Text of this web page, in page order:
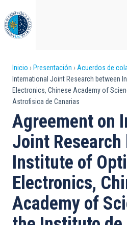
al
contenido
principal
Sobrescribir
enlaces
de
ayuda
a
la
navegación
Inicio Presentación Acuerdos de
International Joint Research between
Electronics, Chinese Academy of
Astrofisica de Canarias
Agreement on
Joint Research
Institute of
Electronics,
Academy of